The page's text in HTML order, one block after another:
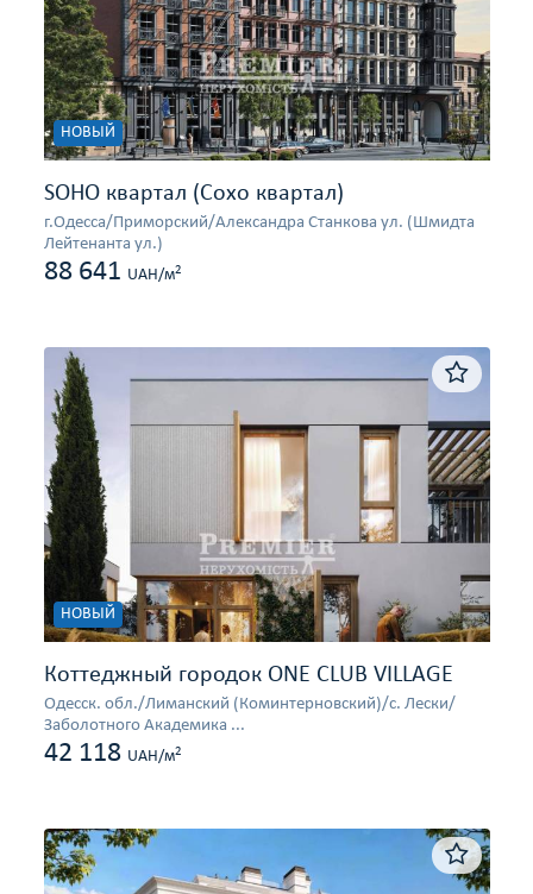
НОВЫЙ
SOHO квартал (Сохо квартал)
г.Одесса/Приморский/Александра Станкова ул. (Шмидта
Лейтенанта ул.)
88 641 UAH/м2
НОВЫЙ
Коттеджный городок ONE CLUB VILLAGE
Одесcк. обл./Лиманский (Коминтерновский)/с. Лески/
Заболотного Академика ...
42 118 UAH/м2